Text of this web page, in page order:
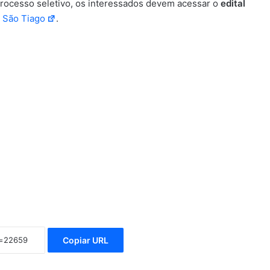
seletivo, os interessados devem acessar o edital
Tiago
.
Copiar URL